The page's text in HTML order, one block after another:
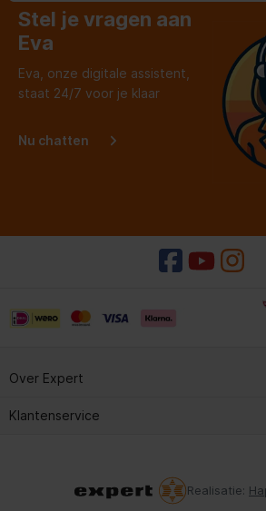
Koffiezet apparaat type
Stel je vragen aan
Eva
Eva, onze digitale assistent,
staat 24/7 voor je klaar
Nu chatten
Over Expert
Expert Service
Contact met Expert
Klantenservice
Kopen & reserveren Realisatie: